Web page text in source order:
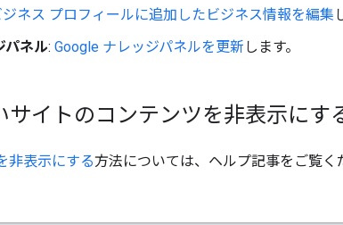
ジネス プロフィールに追加したビジネス情報を編集
パネル: Google ナレッジパネルを更新 します。
サイトのコンテンツを非表示にす
非表示にする方法については、ヘルプ記事をご覧く